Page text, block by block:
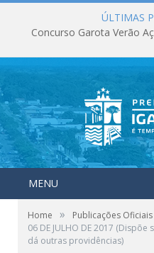
ÚLTIMAS
Concurso Garota Verão
MENU
Home » Publicações Oficiais
06 DE JULHO DE 2017
dá outras providências)